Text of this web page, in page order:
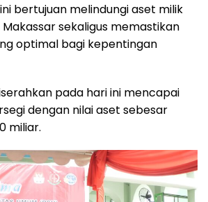
mbertujuan melindungi aset milik
sekaligus memastikan
optimal bagi kepentingan
pada hari ini mencapai
dengan nilai aset sebesar
miliar.